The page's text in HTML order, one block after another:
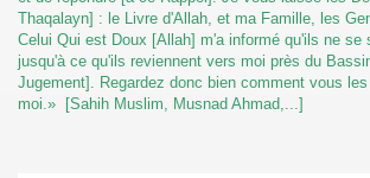
Thaqalayn] : le Livre d'Allah, et ma Famille, les
Celui Qui est Doux [Allah] m'a informé qu'ils ne se
jusqu'à ce qu'ils reviennent vers moi près du
Jugement]. Regardez donc bien comment vous
moi.»
[Sahih Muslim, Musnad Ahmad,...]